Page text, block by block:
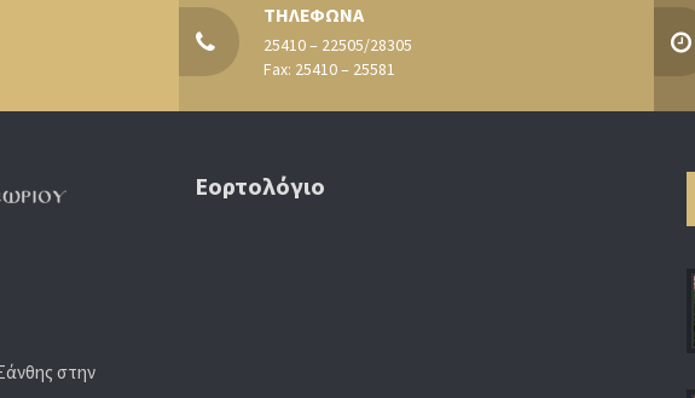
ΤΗΛΕΦΩΝΑ
25410 – 22505/28305
Fax: 25410 – 25581
στην
Εορτολόγιο